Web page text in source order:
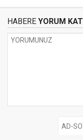
HABERE YORUM KAT